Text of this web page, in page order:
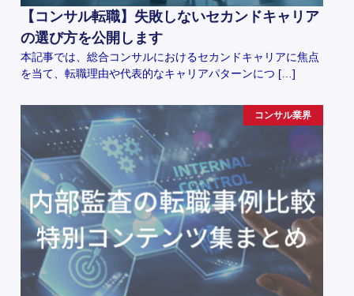
【コンサル転職】失敗しないセカンドキャリア
の選び方を公開します
本記事では、総合コンサルにおけるセカンドキャリアに焦点
を当て、転職理由や代表的なキャリアパターンにつ […]
コンサル業界